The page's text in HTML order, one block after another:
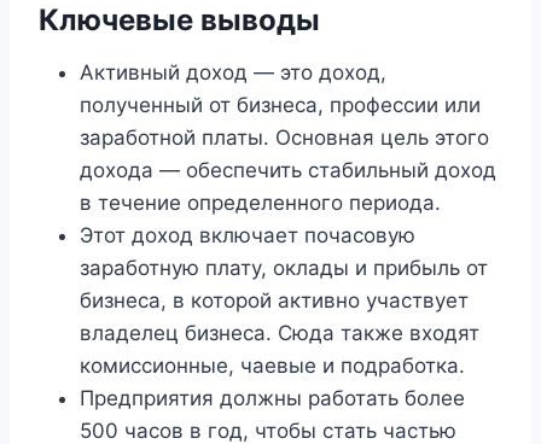
Ключевые выводы
Активный доход — это доход,
полученный от бизнеса, профессии или
заработной платы. Основная цель этого
дохода — обеспечить стабильный доход
в течение определенного периода.
Этот доход включает почасовую
заработную плату, оклады и прибыль от
бизнеса, в которой активно участвует
владелец бизнеса. Сюда также входят
комиссионные, чаевые и подработка.
Предприятия должны работать более
500 часов в год, чтобы стать частью